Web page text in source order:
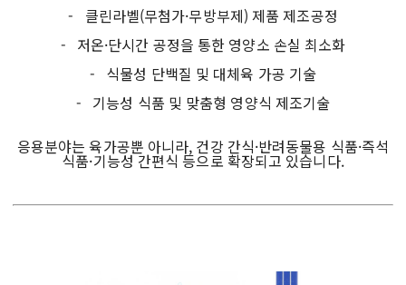
- 클린라벨(무첨가·무방부제) 제품 제조공정
- 저온·단시간 공정을 통한 영양소 손실 최소화
- 식물성 단백질 및 대체육 가공 기술
- 기능성 식품 및 맞춤형 영양식 제조기술
응용분야는 육가공뿐 아니라, 건강 간식·반려동물용 식품·즉석
식품·기능성 간편식 등으로 확장되고 있습니다.